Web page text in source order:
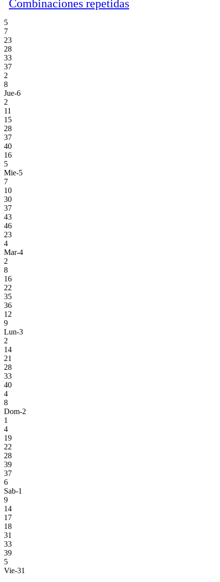
Combinaciones repetidas
5
7
23
28
33
37
2
8
Jue-6
2
11
15
28
37
40
16
5
Mie-5
7
10
30
37
43
46
23
4
Mar-4
2
8
16
22
35
36
12
9
Lun-3
2
14
21
28
33
40
4
8
Dom-2
1
4
19
22
28
39
37
6
Sab-1
9
14
17
18
31
33
39
5
Vie-31